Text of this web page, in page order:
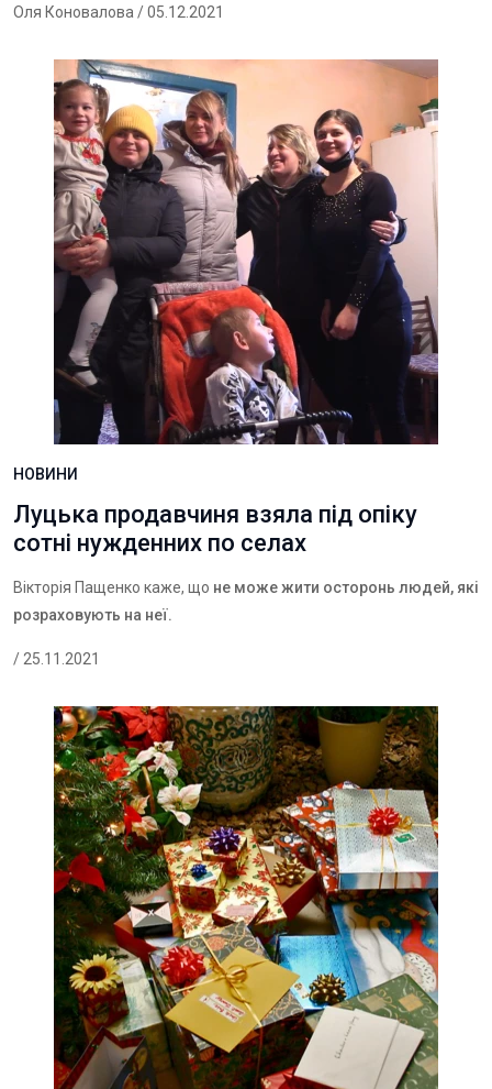
Оля Коновалова / 05.12.2021
НОВИНИ
Луцька продавчиня взяла під опіку
сотні нужденних по селах
Вікторія Пащенко каже, що не може жити осторонь людей, які
розраховують на неї.
/ 25.11.2021